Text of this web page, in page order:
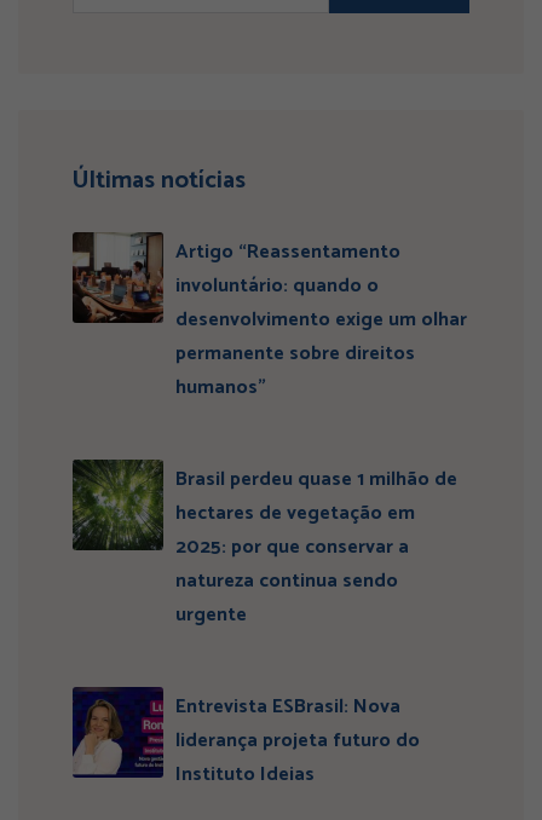
Últimas notícias
Artigo “Reassentamento
involuntário: quando o
desenvolvimento exige um olhar
permanente sobre direitos
humanos”
Brasil perdeu quase 1 milhão de
hectares de vegetação em
2025: por que conservar a
natureza continua sendo
urgente
Entrevista ESBrasil: Nova
liderança projeta futuro do
Instituto Ideias